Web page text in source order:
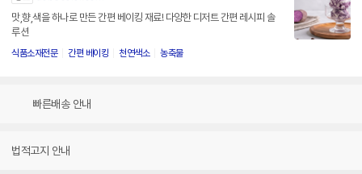
맛,향,색을 하나로 만든 간편 베이킹 재료! 다양한 디저트 간편 레시피 솔
루션
식품소재전문 간편 베이킹 천연색소 농축물
빠른배송 안내
법적고지 안내